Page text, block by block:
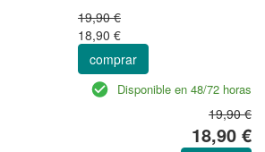
19,90 €
18,90 €
comprar
Disponible en 48/72 horas
19,90 €
18,90 €